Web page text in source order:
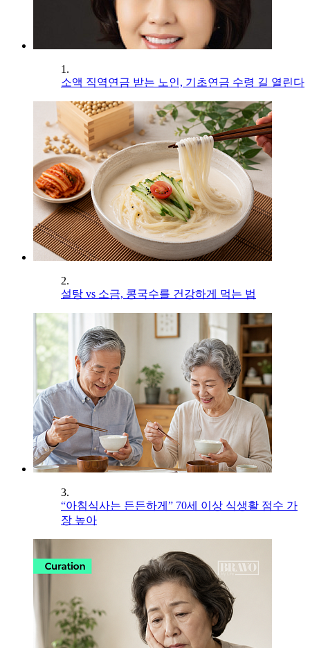
1.
소액 직역연금 받는 노인, 기초연금 수령 길 열린다
2.
설탕 vs 소금, 콩국수를 건강하게 먹는 법
3.
“아침식사는 든든하게” 70세 이상 식생활 점수 가
장 높아